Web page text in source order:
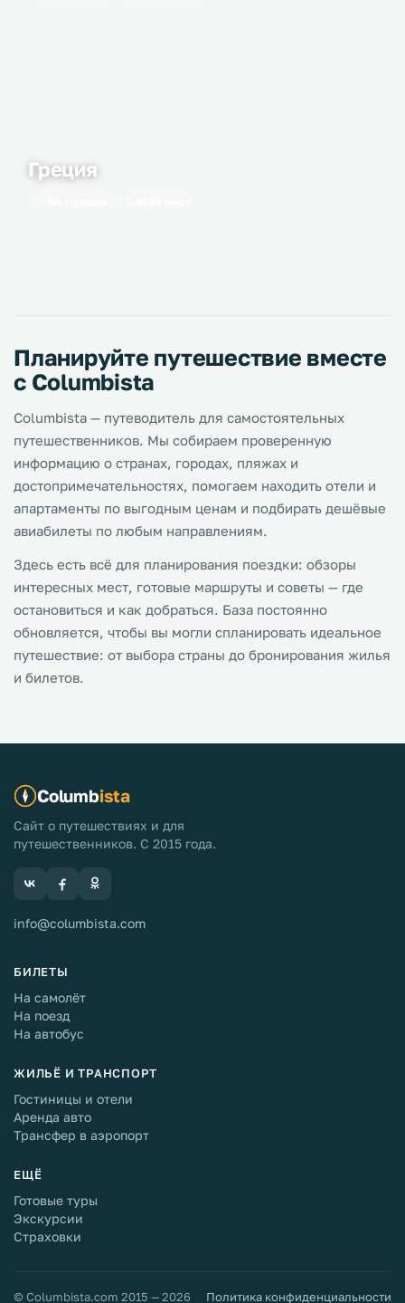
Греция
Планируйте путешествие вместе
с Columbista
Columbista — путеводитель для самостоятельных
путешественников. Мы собираем проверенную
информацию о странах, городах, пляжах и
достопримечательностях, помогаем находить отели и
апартаменты по выгодным ценам и подбирать дешёвые
авиабилеты по любым направлениям.
Здесь есть всё для планирования поездки: обзоры
интересных мест, готовые маршруты и советы — где
остановиться и как добраться. База постоянно
обновляется, чтобы вы могли спланировать идеальное
путешествие: от выбора страны до бронирования жилья
и билетов.
Columbista
Сайт о путешествиях и для
путешественников. С 2015 года.
info@columbista.com
БИЛЕТЫ
На самолёт
На поезд
На автобус
ЖИЛЬЁ И ТРАНСПОРТ
Гостиницы и отели
Аренда авто
Трансфер в аэропорт
ЕЩЁ
Готовые туры
Экскурсии
Страховки
© Columbista.com 2015 — 2026 Политика конфиденциальности